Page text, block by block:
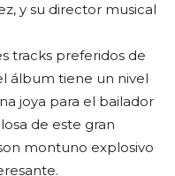
y su director musical
tracks preferidos de
álbum tiene un nivel
joya para el bailador
de este gran
montuno explosivo